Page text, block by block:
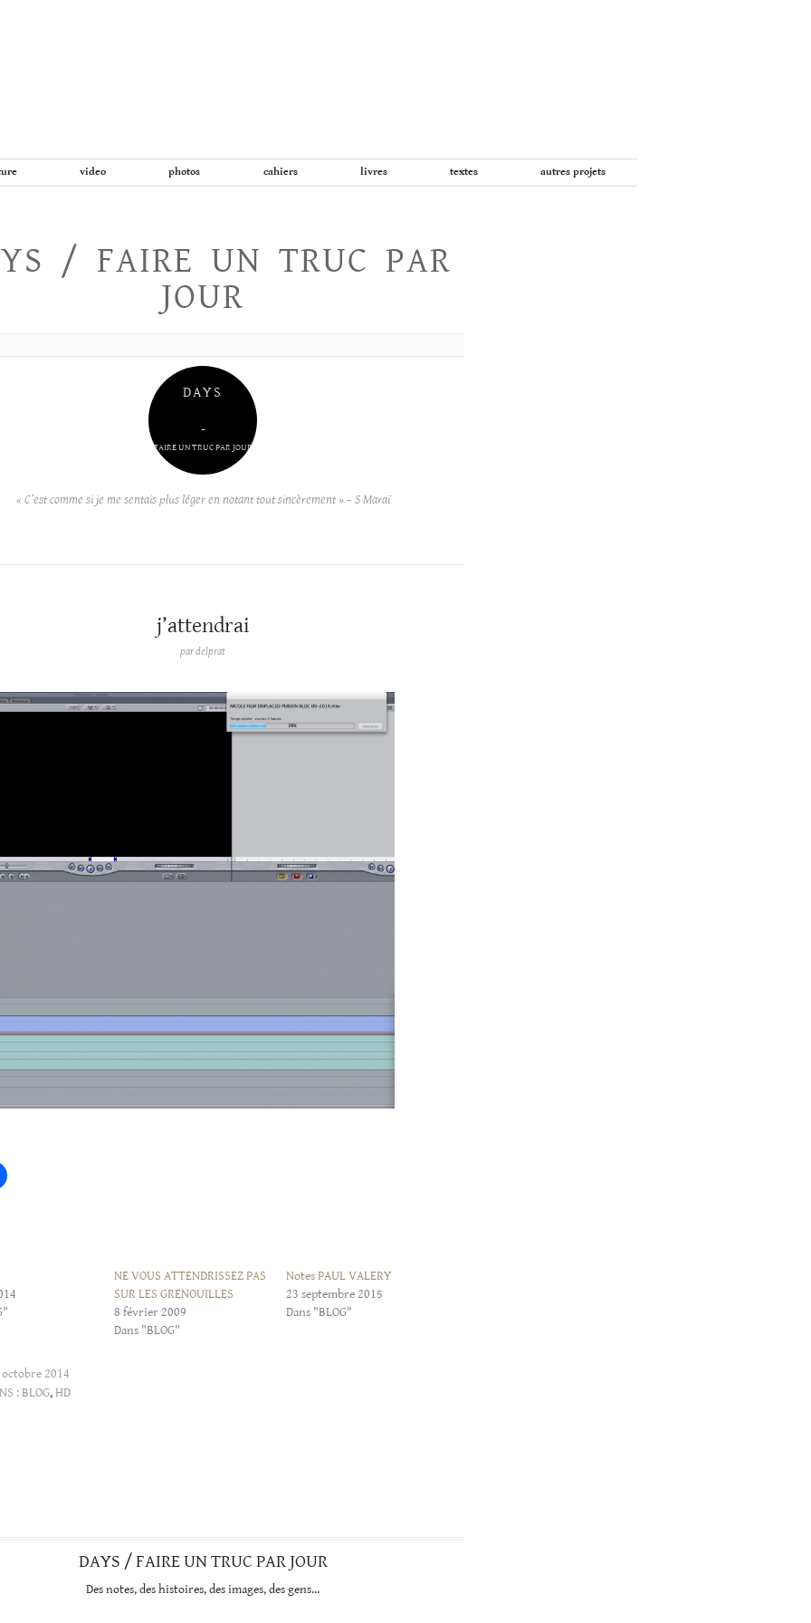
video photos cahiers livres textes autres projets
/ FAIRE UN TRUC PAR
JOUR
DAYS
–
FAIRE UN TRUC PAR JOUR
« C’est comme si je me sentais plus léger en notant tout sincèrement » – S Maraï
j’attendrai
pardelprat
NE VOUS ATTENDRISSEZ PAS
SUR LES GRENOUILLES
8 février 2009
Dans "BLOG"
Notes PAUL VALERY
23 septembre 2015
Dans "BLOG"
octobre 2014
:BLOG,HD
DAYS / FAIRE UN TRUC PAR JOUR
Des notes, des histoires, des images, des gens…